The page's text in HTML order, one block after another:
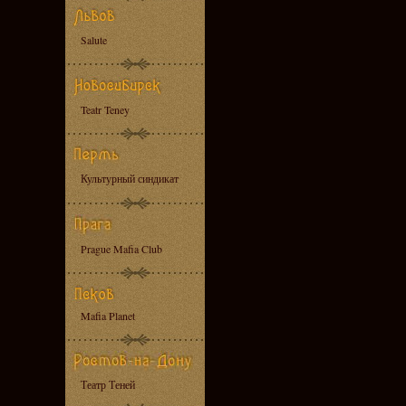
Salute
Teatr Teney
Культурный синдикат
Prague Mafia Club
Mafia Planet
Театр Теней